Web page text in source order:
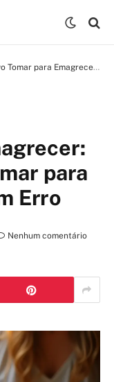
para Emagrecer sem Erro
para
Erro
Nenhum comentário